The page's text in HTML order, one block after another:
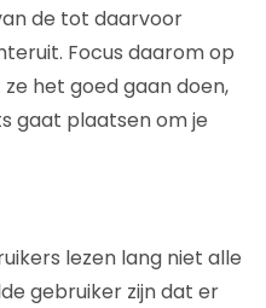
de tot daarvoor
Focus daarom op
het goed gaan doen,
gaat plaatsen om je
lezen lang niet alle
gebruiker zijn dat er